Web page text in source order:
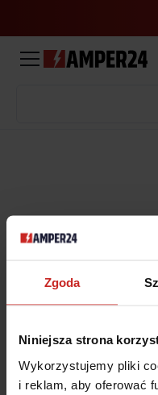
Zgoda
Niniejsza strona
Wykorzystujemy pliki
i reklam, aby oferować